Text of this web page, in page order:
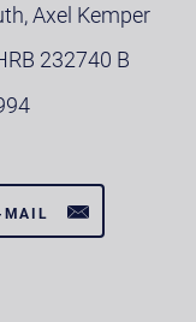
Axel Kemper
232740 B
MAIL